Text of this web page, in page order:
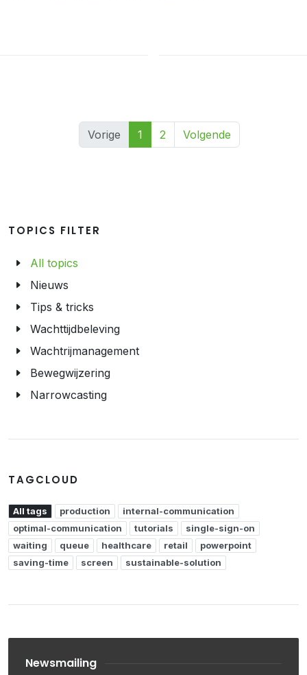
Vorige 1 2 Volgende
TOPICS FILTER
All topics
Nieuws
Tips & tricks
Wachttijdbeleving
Wachtrijmanagement
Bewegwijzering
Narrowcasting
TAGCLOUD
All tags production
internal-communication
optimal-communication
tutorials
single-sign-on
waiting
queue healthcare retail
powerpoint
saving-time
screen sustainable-solution
Newsmailing